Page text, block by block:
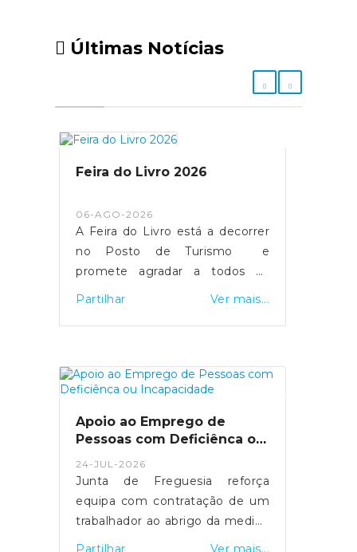
Últimas Notícias
Feira do Livro 2026
06-AGO-2026
A Feira do Livro está a decorrer
no Posto de Turismo e
promete agradar a todos os
amantes da leitura, com uma
muitas novidades editoriais e
com preços muito atrativos.A
iniciativa decorre até ao dia 15
excelente oportunidade para
idades e interesses,
aproveitando as promoções
disponíveis.A feira pode ser
visitada de segunda a sexta-
Partilhar Ver mais...
Apoio ao Emprego de
Pessoas com Deficiênca ou
24-JUL-2026
Junta de Freguesia reforça
equipa com contratação de um
trabalhador ao abrigo da medida
de Apoio ao Emprego de
Partilhar Ver mais...